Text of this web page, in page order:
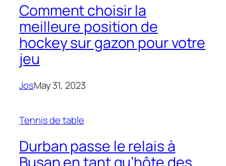
Comment choisir la
meilleure position de
hockey sur gazon pour votre
jeu
JosMay 31, 2023
Tennis de table
Durban passe le relais à